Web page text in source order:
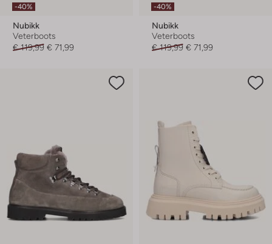
-40%
Nubikk
Veterboots
€ 119,99 € 71,99
-40%
Nubikk
Veterboots
€ 119,99 € 71,99